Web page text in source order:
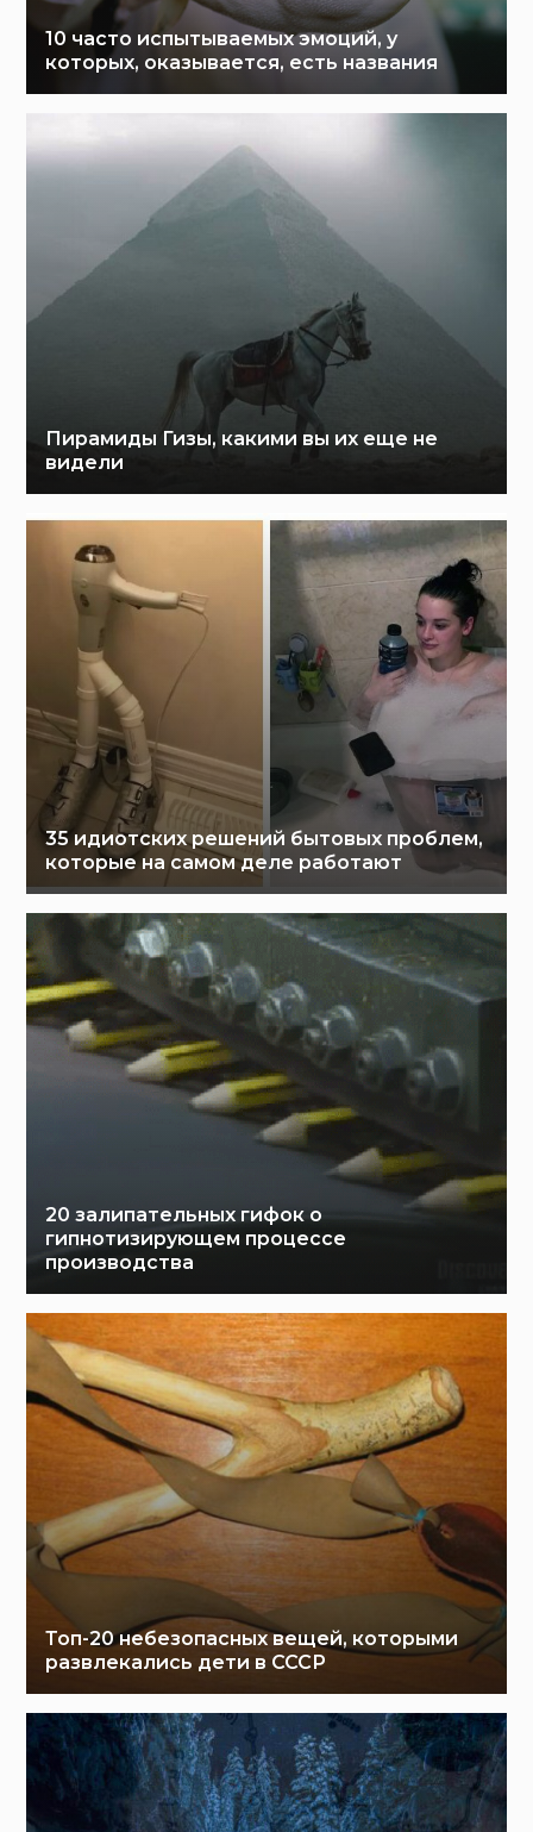
10 часто испытываемых эмоций, у
которых, оказывается, есть названия
Пирамиды Гизы, какими вы их еще не
видели
35 идиотских решений бытовых проблем,
которые на самом деле работают
20 залипательных гифок о
гипнотизирующем процессе
производства
Топ-20 небезопасных вещей, которыми
развлекались дети в СССР